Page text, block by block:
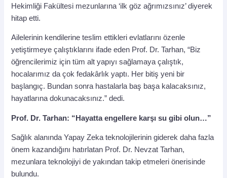
Hekimliği Fakültesi mezunlarına ‘ilk göz ağrımızsınız’ diyerek
hitap etti.
Ailelerinin kendilerine teslim ettikleri evlatlarını özenle
yetiştirmeye çalıştıklarını ifade eden Prof. Dr. Tarhan, “Biz
öğrencilerimiz için tüm alt yapıyı sağlamaya çalıştık,
hocalarımız da çok fedakârlık yaptı. Her bitiş yeni bir
başlangıç. Bundan sonra hastalarla baş başa kalacaksınız,
hayatlarına dokunacaksınız.” dedi.
Prof. Dr. Tarhan: “Hayatta engellere karşı su gibi olun…”
Sağlık alanında Yapay Zeka teknolojilerinin giderek daha fazla
önem kazandığını hatırlatan Prof. Dr. Nevzat Tarhan,
mezunlara teknolojiyi de yakından takip etmeleri önerisinde
bulundu.